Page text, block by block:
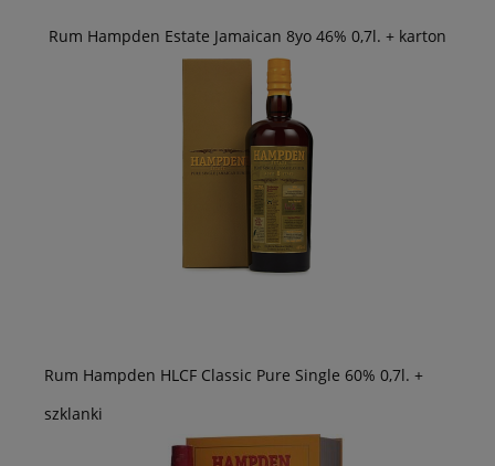
Rum Hampden Estate Jamaican 8yo 46% 0,7l. + karton
Rum Hampden HLCF Classic Pure Single 60% 0,7l. +
szklanki